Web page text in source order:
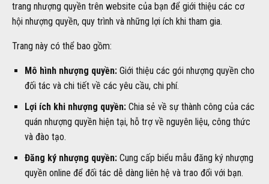
trang nhượng quyền trên website của bạn để giới thiệu các cơ
hội nhượng quyền, quy trình và những lợi ích khi tham gia.
Trang này có thể bao gồm:
Mô hình nhượng quyền:Giới thiệu các gói nhượng quyền cho
đối tác và chi tiết về các yêu cầu, chi phí.
Lợi ích khi nhượng quyền:Chia sẻ về sự thành công của các
quán nhượng quyền hiện tại, hỗ trợ về nguyên liệu, công thức
và đào tạo.
Đăng ký nhượng quyền:Cung cấp biểu mẫu đăng ký nhượng
quyền online để đối tác dễ dàng liên hệ và trao đổi với bạn.